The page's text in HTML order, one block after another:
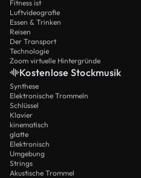
Fitness ist
Luftvideografie
Essen & Trinken
Reisen
Der Transport
Technologie
Zoom virtuelle Hintergründe
Kostenlose Stockmusik
Synthese
Elektronische Trommeln
Schlüssel
Klavier
kinematisch
glatte
Elektronisch
Umgebung
Strings
Akustische Trommel